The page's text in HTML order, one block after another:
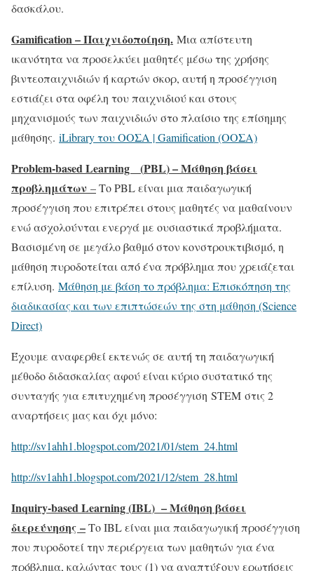
δασκάλου.
Gamification – Παιχνιδοποίηση. Μια απίστευτη
ικανότητα να προσελκύει μαθητές μέσω της χρήσης
βιντεοπαιχνιδιών ή καρτών σκορ, αυτή η προσέγγιση
εστιάζει στα οφέλη του παιχνιδιού και στους
μηχανισμούς των παιχνιδιών στο πλαίσιο της επίσημης
μάθησης. iLibrary του ΟΟΣΑ | Gamification (ΟΟΣΑ)
Problem-based Learning (PBL) – Μάθηση βάσει
προβλημάτων –Το PBL είναι μια παιδαγωγική
προσέγγιση που επιτρέπει στους μαθητές να μαθαίνουν
ενώ ασχολούνται ενεργά με ουσιαστικά προβλήματα.
Βασισμένη σε μεγάλο βαθμό στον κονστρουκτιβισμό, η
μάθηση πυροδοτείται από ένα πρόβλημα που χρειάζεται
επίλυση. Μάθηση με βάση το πρόβλημα: Επισκόπηση της
διαδικασίας και των επιπτώσεών της στη μάθηση (Science
Direct)
Έχουμε αναφερθεί εκτενώς σε αυτή τη παιδαγωγική
μέθοδο διδασκαλίας αφού είναι κύριο συστατικό της
συνταγής για επιτυχημένη προσέγγιση STEM στις 2
αναρτήσεις μας και όχι μόνο:
http://sv1ahh1.blogspot.com/2021/01/stem_24.html
http://sv1ahh1.blogspot.com/2021/12/stem_28.html
Inquiry-based Learning (IBL) – Μάθηση βάσει
διερεύνησης –Το IBL είναι μια παιδαγωγική προσέγγιση
που πυροδοτεί την περιέργεια των μαθητών για ένα
πρόβλημα, καλώντας τους (1) να αναπτύξουν ερωτήσεις